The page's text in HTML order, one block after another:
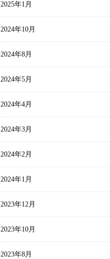
2025年1月
2024年10月
2024年8月
2024年5月
2024年4月
2024年3月
2024年2月
2024年1月
2023年12月
2023年10月
2023年8月